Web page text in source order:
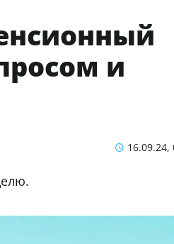
и
16.09.24,